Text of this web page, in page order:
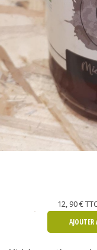
12, 90 €
AJOUTER